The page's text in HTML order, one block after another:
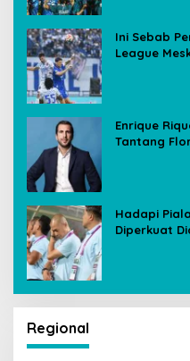
Ini Sebab
League
Enrique
Tantang
Hadapi
Diperkuat
Regional